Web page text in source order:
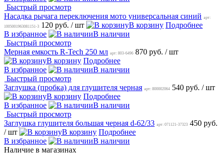
Быстрый просмотр
Насадка рычага переключения мото универсальная синий арт:
1005001963081151-3 120 руб. / шт В корзину Подробнее
В избранное
В наличии
Быстрый просмотр
Мерная емкость R-Tech 250 мл арт: 803-6496 870 руб. / шт
В корзину Подробнее
В избранное
В наличии
Быстрый просмотр
Заглушка (пробка) для глушителя черная арт: 800002064 540 руб. / шт
В корзину Подробнее
В избранное
В наличии
Быстрый просмотр
Заглушка глушителя большая черная d-62/33 арт: 071121-37323 450 руб.
/ шт
В корзину Подробнее
В избранное
В наличии
Наличие в магазинах